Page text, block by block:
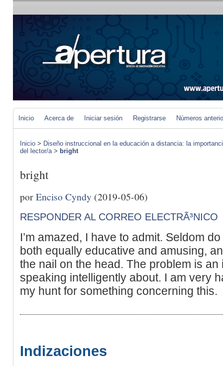
Inicio Acerca de Iniciar sesión Registrarse Números
Inicio > Diseño instruccional en la educación a distancia: la
del lector/a> bright
bright
porEnciso Cyndy (2019-05-06)
RESPONDER AL CORREO ELECTRÃ³NICO
I’m amazed, I have to admit. Seldom
both equally educative and amusing,
the nail on the head. The problem is
speaking intelligently about. I am very
my hunt for something concerning this.
Indizaciones